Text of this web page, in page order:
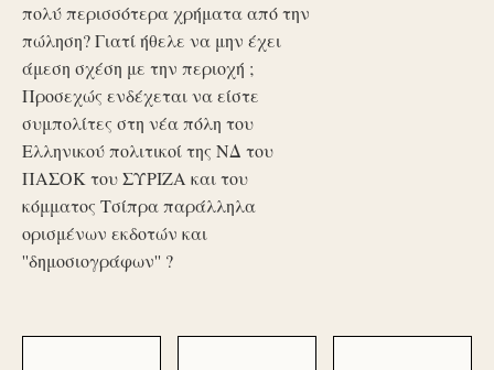
πολύ περισσότερα χρήματα από την
πώληση? Γιατί ήθελε να μην έχει
άμεση σχέση με την περιοχή ;
Προσεχώς ενδέχεται να είστε
συμπολίτες στη νέα πόλη του
Ελληνικού πολιτικοί της ΝΔ του
ΠΑΣΟΚ του ΣΥΡΙΖΑ και του
κόμματος Τσίπρα παράλληλα
ορισμένων εκδοτών και
''δημοσιογράφων'' ?